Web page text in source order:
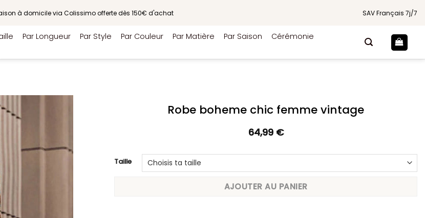
à domicile via Colissimo offerte dès 150€ d'achat SAV Français 7j/7
Par Longueur Par Style Par Couleur Par Matière Par Saison Cérémonie
Robe boheme chic femme vintage
64,99 €
Taille
AJOUTER AU PANIER